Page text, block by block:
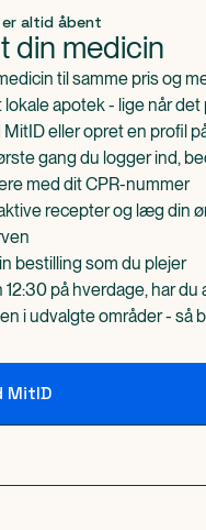
altid åbent
din medicin
til samme pris og
apotek - lige når det
eller opret en profil
gang du logger ind,
med dit CPR-nummer
recepter og læg din
bestilling som du plejer
på hverdage, har du
i udvalgte områder - så
MitID